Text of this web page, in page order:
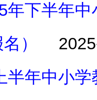
年下半年
）
半年中小